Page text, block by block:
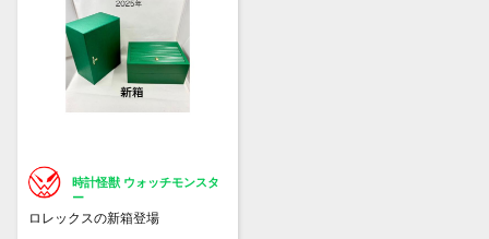
時計怪獣 ウォッチモンスタ
ー
ロレックスの新箱登場